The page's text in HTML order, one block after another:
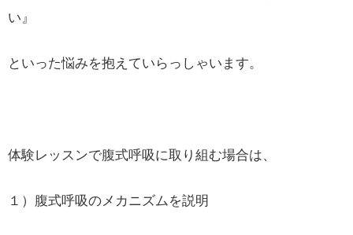
い』
といった悩みを抱えていらっしゃいます。
体験レッスンで腹式呼吸に取り組む場合は、
１）腹式呼吸のメカニズムを説明